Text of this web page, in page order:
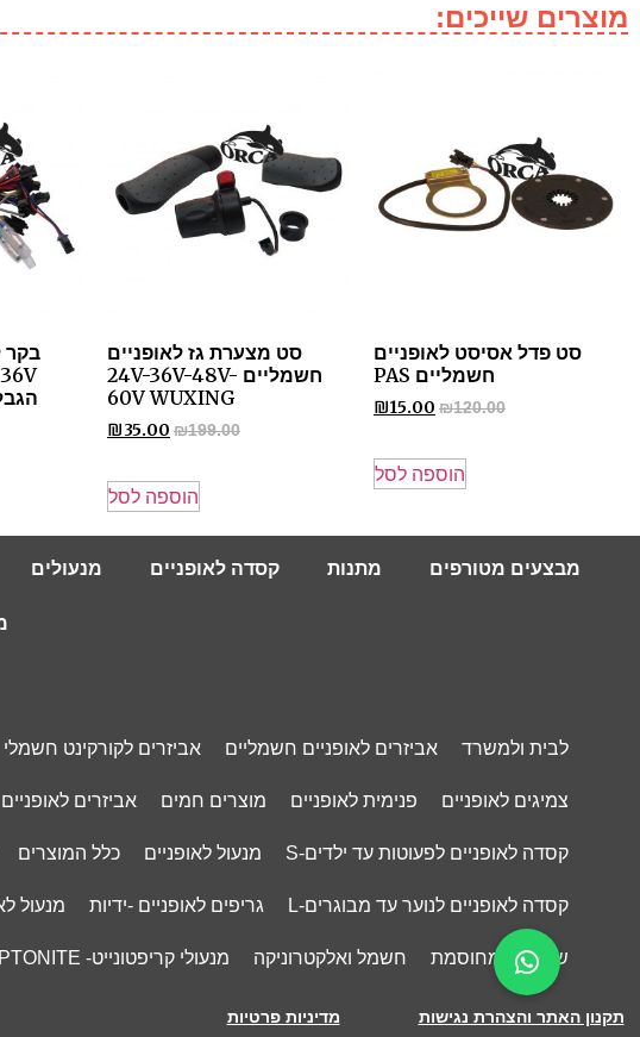
מוצרים שייכים:
סט פדל אסיסט לאופניים
חשמליים PAS
₪120.00
₪15.00
הוספה לסל
סט מצערת גז לאופניים
חשמליים 24V-36V-48V-
60V WUXING
₪199.00
₪35.00
הוספה לסל
בקר
מבצעים מטורפים מתנות קסדה לאופניים מנעולים
לבית ולמשרד אביזרים לאופניים חשמליים אביזרים לקורקינט חשמלי
צמיגים לאופניים פנימית לאופניים מוצרים חמים אביזרים לאופניים
קסדה לאופניים לפעוטות עד ילדים-S מנעול לאופניים כלל המוצרים
קסדה לאופניים לנוער עד מבוגרים-L גריפים לאופניים -ידיות מנעול
שרשרת מחוסמת חשמל ואלקטרוניקה מנעולי קריפטונייט- KRYPTONITE
תקנון האתר והצהרת נגישות מדיניות פרטיות